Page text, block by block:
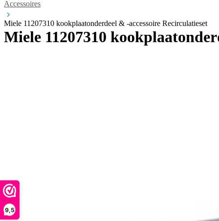
9,5
Accessoires
Miele 11207310 kookplaatonderdeel & -accessoire Recirculatieset
Miele 11207310